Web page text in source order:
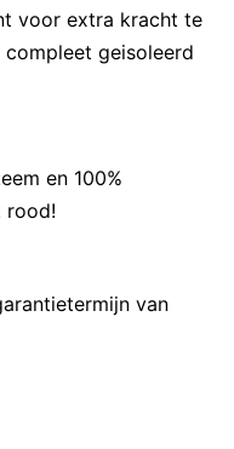
voor extra kracht te
geisoleerd
en 100%
rood!
van